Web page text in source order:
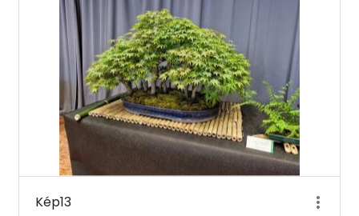
Kép13